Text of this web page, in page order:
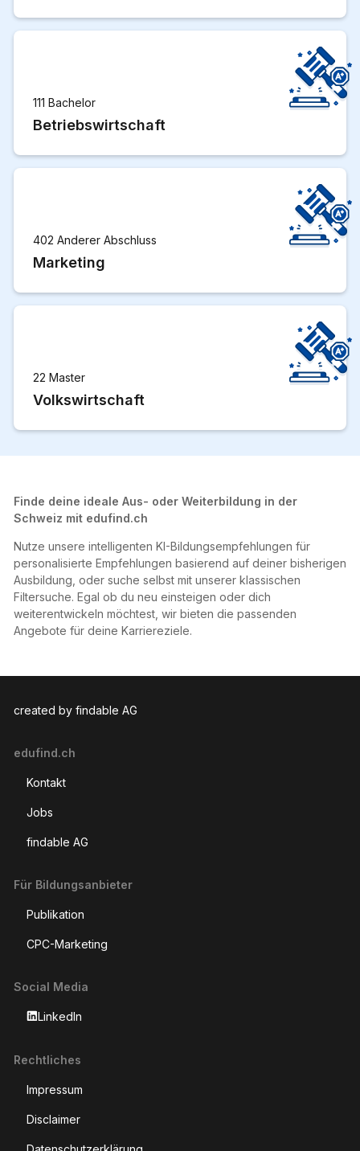
111 Bachelor
Betriebswirtschaft
402 Anderer Abschluss
Marketing
22 Master
Volkswirtschaft
Finde deine ideale Aus- oder Weiterbildung in der
Schweiz mit edufind.ch
Nutze unsere intelligenten KI-Bildungsempfehlungen für
personalisierte Empfehlungen basierend auf deiner bisherigen
Ausbildung, oder suche selbst mit unserer klassischen
Filtersuche. Egal ob du neu einsteigen oder dich
weiterentwickeln möchtest, wir bieten die passenden
Angebote für deine Karriereziele.
created by findable AG
edufind.ch
Kontakt
Jobs
findable AG
Für Bildungsanbieter
Publikation
CPC-Marketing
Social Media
LinkedIn
Rechtliches
Impressum
Disclaimer